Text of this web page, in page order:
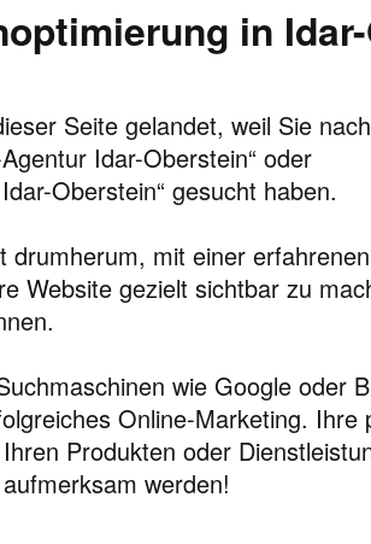
in
Seite gelandet, weil Sie
Idar-Oberstein“ oder
Oberstein“ gesucht haben.
drumherum, mit einer
Website gezielt sichtbar zu
wie Google oder
Online-Marketing. Ihre
Produkten oder
werden!